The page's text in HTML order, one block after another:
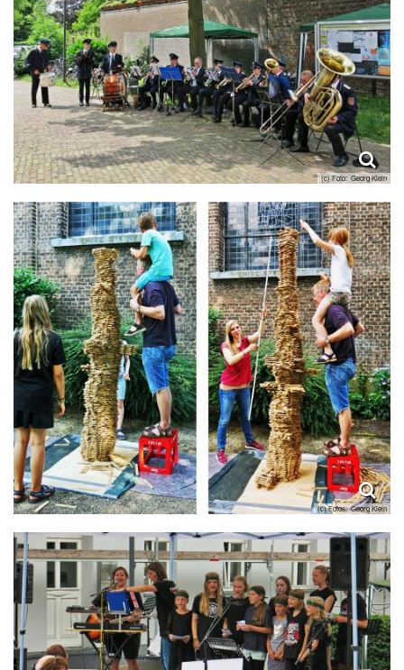
(c) Foto: Georg Klein
(c) Fotos: Georg Klein